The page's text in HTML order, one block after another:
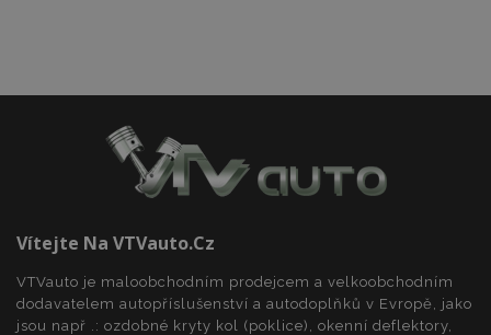
Vítejte Na VTVauto.cz
VTVauto je maloobchodním prodejcem a velkoobchodním
dodavatelem autopříslušenství a autodoplňků v Evropě, jako
jsou např .: ozdobné kryty kol (poklice), okenní deflektory,
Nezbytně nutné soubory
Výkonové soubory
funkce webových stránek, jako je přihlášení
uživatele a správa účtu. Webové stránky nelze bez
nezbytně nutných souborů cookie správně
používat.